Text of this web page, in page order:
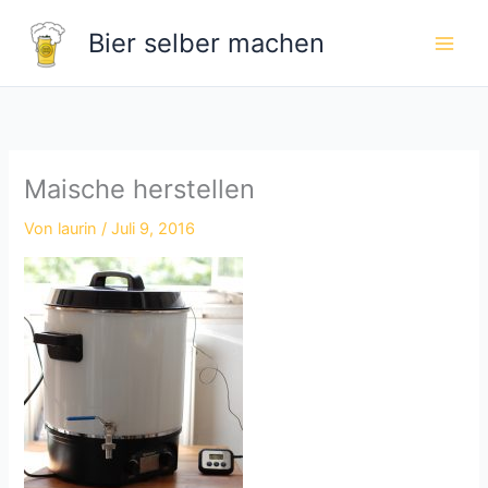
Inhalt
springen
Bier selber machen
Maische herstellen
Von laurin /Juli 9, 2016